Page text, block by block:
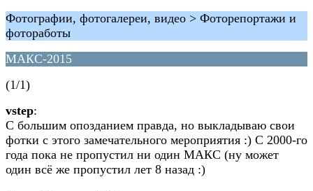
Фотографии, фотогалереи, видео > Фоторепортажи и
фотоработы
МАКС-2015
(1/1)
vstep:
С большим опозданием правда, но выкладываю свои
фотки с этого замечательного мероприятия :) С 2000-го
года пока не пропустил ни один МАКС (ну может
один всё же пропустил лет 8 назад :)